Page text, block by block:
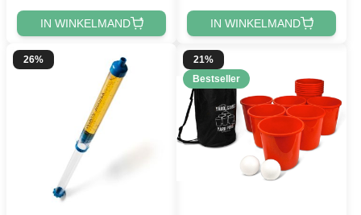
IN WINKELMAND IN WINKELMAND
26%
21%
Bestseller